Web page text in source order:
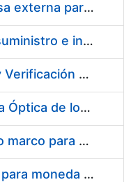
Servicios de una empresa externa para el asesoramiento y resolución de los recursos de alzada que se presentan relacionados con procesos de selección para la FNMT-RCM
Acuerdo marco para el suministro e instalación de persianas, estores y otros complementos
Servicio de Calibración y Verificación Externa de los Equipos de Medición del Servicio de Prevención de la FNMT-RCM
Conexión mediante Fibra Óptica de los Centros de Proceso de Datos (CPDs) de las sedes de la FNMT-RCM de Burgos y Madrid
Contratación de acuerdo marco para el Suministro de Material de Electricidad para la Fábrica Nacional de Moneda y Timbre-Real Casa de la Moneda en su centro de trabajo de Burgos
Suministro de estuches para moneda de 30 €